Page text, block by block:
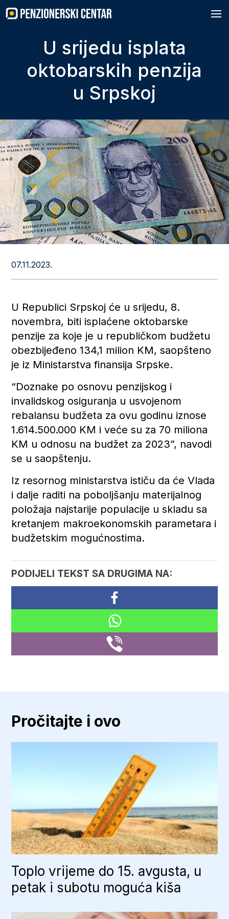
to
content
U srijedu isplata
oktobarskih penzija
u Srpskoj
07.11.2023.
U Republici Srpskoj će u srijedu, 8.
novembra, biti isplaćene oktobarske
penzije za koje je u republičkom budžetu
obezbijeđeno 134,1 milion KM, saopšteno
je iz Ministarstva finansija Srpske.
“Doznake po osnovu penzijskog i
invalidskog osiguranja u usvojenom
rebalansu budžeta za ovu godinu iznose
1.614.500.000 KM i veće su za 70 miliona
KM u odnosu na budžet za 2023”, navodi
se u saopštenju.
Iz resornog ministarstva ističu da će Vlada
i dalje raditi na poboljšanju materijalnog
položaja najstarije populacije u skladu sa
kretanjem makroekonomskih parametara i
budžetskim mogućnostima.
PODIJELI TEKST SA DRUGIMA NA:
Pročitajte i ovo
Toplo vrijeme do 15. avgusta, u
petak i subotu moguća kiša